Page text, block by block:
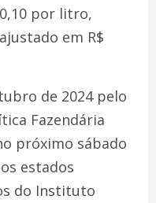
por litro,
em R$
de 2024 pelo
Fazendária
próximo sábado
estados
do Instituto